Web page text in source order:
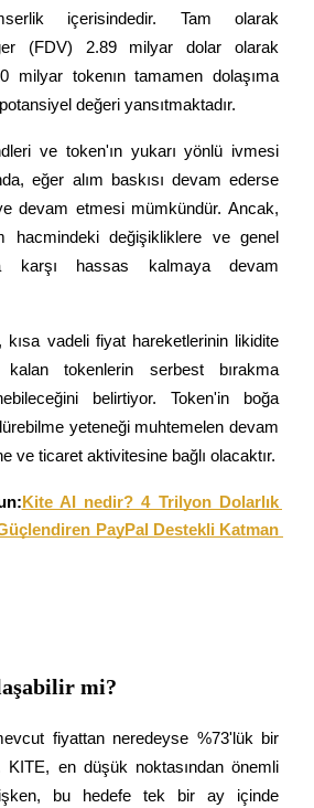
öğrenin
kazanın
erişim
içerisindedir. Tam olarak
(FDV) 2.89 milyar dolar olarak
milyar tokenın tamamen dolaşıma
değeri yansıtmaktadır.
ve token'ın yukarı yönlü ivmesi
eğer alım baskısı devam ederse
devam etmesi mümkündür. Ancak,
hacmindeki değişikliklere ve genel
karşı hassas kalmaya devam
kısa vadeli fiyat hareketlerinin likidite
kalan tokenlerin serbest bırakma
belirtiyor. Token'in boğa
yeteneği muhtemelen devam
ve ticaret aktivitesine bağlı olacaktır.
Kite AI nedir? 4 Trilyon Dolarlık
PayPal Destekli Katman
mi?
fiyattan neredeyse %73'lük bir
KITE, en düşük noktasından önemli
bu hedefe tek bir ay içinde